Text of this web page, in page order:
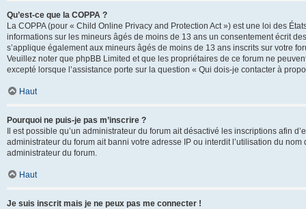
Qu’est-ce que la COPPA ?
La COPPA (pour « Child Online Privacy and Protection Act ») est une loi des
informations sur les mineurs âgés de moins de 13 ans un consentement écrit
s’applique également aux mineurs âgés de moins de 13 ans inscrits sur votre
Veuillez noter que phpBB Limited et que les propriétaires de ce forum ne
excepté lorsque l’assistance porte sur la question « Qui dois-je contacter à
Haut
Pourquoi ne puis-je pas m’inscrire ?
Il est possible qu’un administrateur du forum ait désactivé les inscriptions afin
administrateur du forum ait banni votre adresse IP ou interdit l’utilisation du
administrateur du forum.
Haut
Je suis inscrit mais je ne peux pas me connecter !